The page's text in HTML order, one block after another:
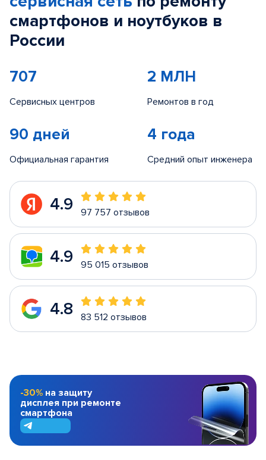
смартфонов и ноутбуков в
России
707
Сервисных центров
2 МЛН
Ремонтов в год
90 дней
Официальная гарантия
4 года
Средний опыт инженера
4.9 97 757 отзывов
4.9 95 015 отзывов
4.8 83 512 отзывов
-30% на защиту
дисплея при ремонте
смартфона